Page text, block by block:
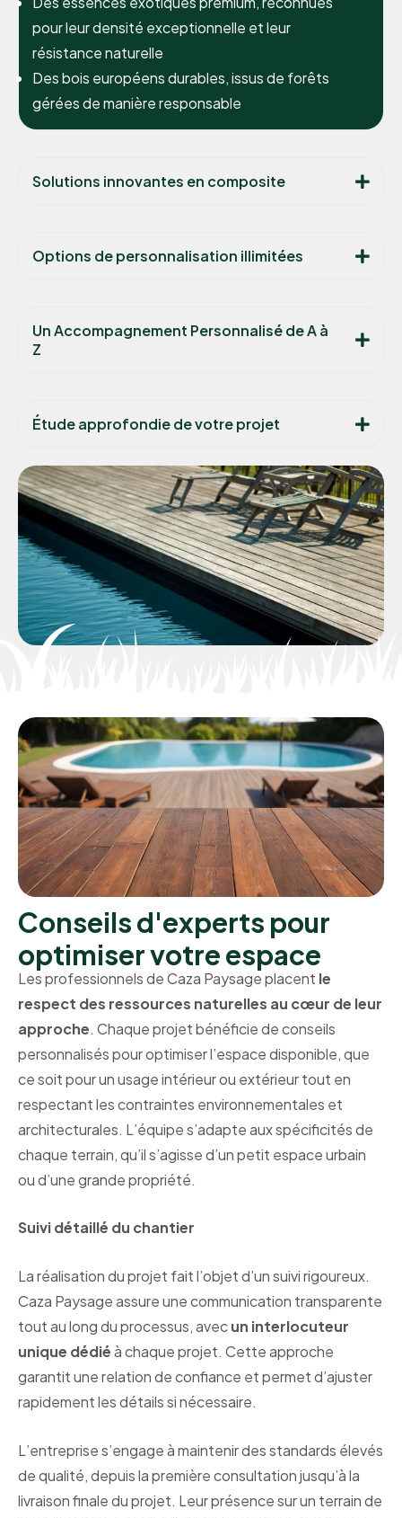
pour leur densité exceptionnelle et leur
résistance naturelle
Des bois européens durables, issus de forêts
gérées de manière responsable
Solutions innovantes en composite
Options de personnalisation illimitées
Un Accompagnement Personnalisé de A à
Z
Étude approfondie de votre projet
Conseils d'experts pour
optimiser votre espace
Les professionnels de Caza Paysage placent le
respect des ressources naturelles au cœur de leur
approche. Chaque projet bénéficie de conseils
personnalisés pour optimiser l’espace disponible, que
ce soit pour un usage intérieur ou extérieur tout en
respectant les contraintes environnementales et
architecturales. L’équipe s’adapte aux spécificités de
chaque terrain, qu’il s’agisse d’un petit espace urbain
ou d’une grande propriété.
Suivi détaillé du chantier
La réalisation du projet fait l’objet d’un suivi rigoureux.
Caza Paysage assure une communication transparente
tout au long du processus, avecun interlocuteur
unique dédiéà chaque projet. Cette approche
garantit une relation de confiance et permet d’ajuster
rapidement les détails si nécessaire.
L’entreprise s’engage à maintenir des standards élevés
de qualité, depuis la première consultation jusqu’à la
livraison finale du projet. Leur présence sur un terrain de